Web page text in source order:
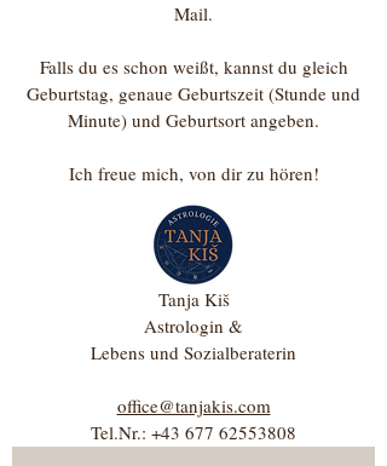
Mail.
Falls du es schon weißt, kannst du gleich
Geburtstag, genaue Geburtszeit (Stunde und
Minute) und Geburtsort angeben.
Ich freue mich, von dir zu hören!
Tanja Kiš
Astrologin &
Lebens und Sozialberaterin
office@tanjakis.com
Tel.Nr.: +43 677 62553808